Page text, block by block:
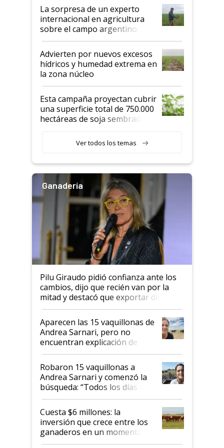
La sorpresa de un experto
internacional en agricultura
sobre el campo argentino:
"Estoy muy impresionado"
Advierten por nuevos excesos
hídricos y humedad extrema en
la zona núcleo
Esta campaña proyectan cubrir
una superficie total de 750.000
hectáreas de soja sembradas
variedades que marcan un
salto tecnológico en genética y
Ver todos los temas
Ganadería
Pilu Giraudo pidió confianza ante los
cambios, dijo que recién van por la
mitad y destacó que exportar dejó de
ser "para unos pocos": "Tenemos un
mandato muy claro del gobierno
nacional"
Aparecen las 15 vaquillonas de
Andrea Sarnari, pero no
encuentran explicación de
cómo llegaron allí
Robaron 15 vaquillonas a
Andrea Sarnari y comenzó la
búsqueda: “Todos los días le
toca a algún productor”
Cuesta $6 millones: la
inversión que crece entre los
ganaderos en un momento
histórico para la actividad